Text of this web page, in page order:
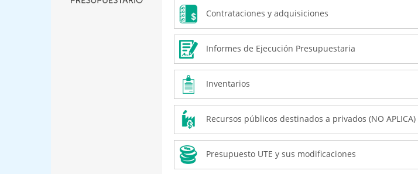
Contrataciones y adquisiciones
Informes de Ejecución Presupuestaria
Inventarios
Recursos públicos destinados a privados (NO APLICA)
Presupuesto UTE y sus modificaciones